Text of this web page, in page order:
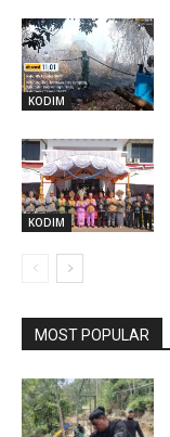
KODIM
KODIM
MOST POPULAR